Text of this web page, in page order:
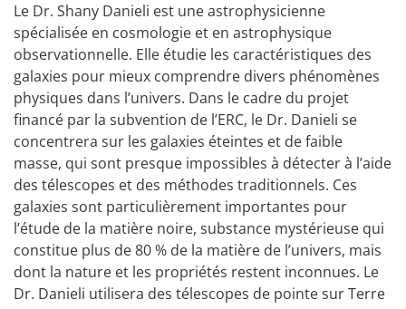
Le Dr. Shany Danieli est une astrophysicienne
spécialisée en cosmologie et en astrophysique
observationnelle. Elle étudie les caractéristiques des
galaxies pour mieux comprendre divers phénomènes
physiques dans l’univers. Dans le cadre du projet
financé par la subvention de l’ERC, le Dr. Danieli se
concentrera sur les galaxies éteintes et de faible
masse, qui sont presque impossibles à détecter à l’aide
des télescopes et des méthodes traditionnels. Ces
galaxies sont particulièrement importantes pour
l’étude de la matière noire, substance mystérieuse qui
constitue plus de 80 % de la matière de l’univers, mais
dont la nature et les propriétés restent inconnues. Le
Dr. Danieli utilisera des télescopes de pointe sur Terre